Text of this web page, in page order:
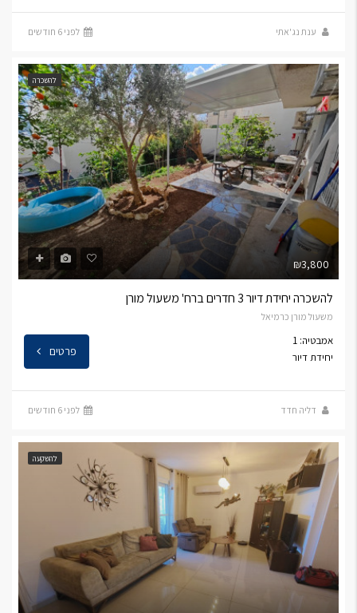
ענת נג'אתי לפני 6 חודשים
להשכרה
₪3,800
להשכרה יחידת דיור 3 חדרים ברח' משעול מורן
משעול מורן כרמיאל
אמבטיה: 1
יחידת דיור
פרטים
דליה חדד לפני 6 חודשים
להשקעה